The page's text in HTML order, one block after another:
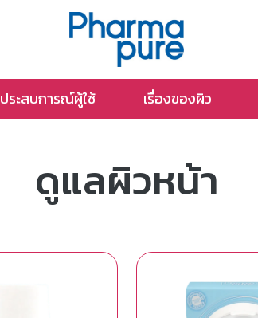
ประสบการณ์ผู้ใช้ เรื่องของผิว
ดูแลผิวหน้า